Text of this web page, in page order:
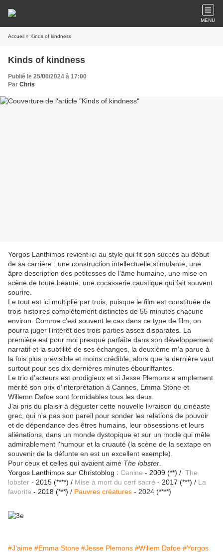
MENU
Accueil » Kinds of kindness
Kinds of kindness
Publié le 25/06/2024 à 17:00
Par Chris
Yorgos Lanthimos revient ici au style qui fit son succès au début
de sa carrière : une construction intellectuelle stimulante, une
âpre description des petitesses de l'âme humaine, une mise en
scène de toute beauté, une cocasserie caustique qui fait souvent
sourire.
Le tout est ici multiplié par trois, puisque le film est constituée de
trois histoires complètement distinctes de 55 minutes chacune
environ. Comme c'est souvent le cas dans ce type de film, on
pourra juger l'intérêt des trois parties assez disparates. La
première est pour moi presque parfaite dans son développement
narratif et la subtilité de ses échanges, la deuxième m'a parue à
la fois plus prévisible et moins crédible, alors que la dernière vaut
surtout pour ses dix dernières minutes ébouriffantes.
Le trio d'acteurs est prodigieux et si Jesse Plemons a amplement
mérité son prix d'interprétation à Cannes, Emma Stone et
Willemn Dafoe sont formidables tous les deux.
J'ai pris du plaisir à déguster cette nouvelle livraison du cinéaste
grec, qui n'a pas son pareil pour sonder les relations de pouvoir
et de dépendance des êtres humains, leur obsessions et leurs
aliénations, dans un monde dystopique et sur un mode qui mêle
admirablement l'humour et la cruauté (la scène de la sextape en
souvenir de la défunte en est un excellent exemple).
Pour ceux et celles qui avaient aimé The lobster
Yorgos Lanthimos sur Christoblog : Canine - 2009 (**) / The
lobster - 2015 (****) / Mise à mort du cerf sacré - 2017 (***) / La
favorite - 2018 (***) / Pauvres créatures - 2024 (****)
#J'aime #Emma Stone #Jesse Plemons #Willem Dafoe #Yorgos